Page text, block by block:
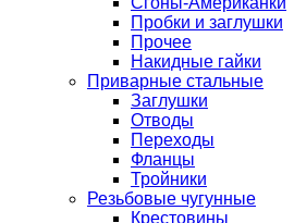
Пробки и заглушки
Прочее
Накидные гайки
Приварные стальные
Заглушки
Отводы
Переходы
Фланцы
Тройники
Резьбовые чугунные
Крестовины